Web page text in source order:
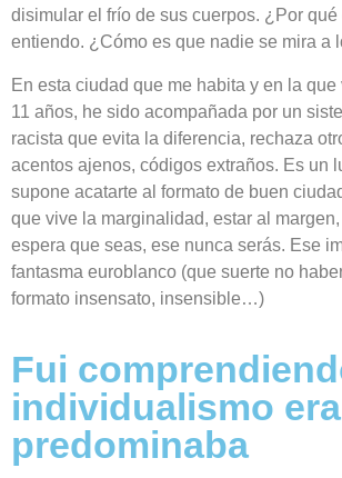
disimular el frío de sus cuerpos. ¿Por
entiendo. ¿Cómo es que nadie se mira a
En esta ciudad que me habita y en la
11 años, he sido acompañada por un
racista que evita la diferencia, rechaza
acentos ajenos, códigos extraños. Es un
supone acatarte al formato de buen
que vive la marginalidad, estar al
espera que seas, ese nunca serás. Ese
fantasma euroblanco (que suerte no
formato insensato, insensible…)
Fui
individualismo
predominaba